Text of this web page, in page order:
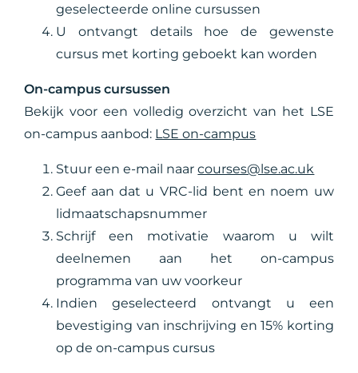
geselecteerde online cursussen
U ontvangt details hoe de gewenste
cursus met korting geboekt kan worden
On-campus cursussen
Bekijk voor een volledig overzicht van het LSE
on-campus aanbod: LSE on-campus
Stuur een e-mail naarcourses@lse.ac.uk
Geef aan dat u VRC-lid bent en noem uw
lidmaatschapsnummer
Schrijf een motivatie waarom u wilt
deelnemen aan het on-campus
programma van uw voorkeur
Indien geselecteerd ontvangt u een
bevestiging van inschrijving en 15% korting
op de on-campus cursus